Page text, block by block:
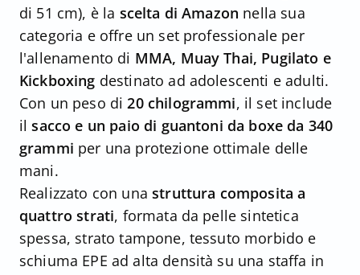
di 51 cm), è la scelta di Amazon nella sua
categoria e offre un set professionale per
l'allenamento di MMA, Muay Thai, Pugilato e
Kickboxing destinato ad adolescenti e adulti.
Con un peso di20 chilogrammi, il set include
ilsacco e un paio di guantoni da boxe da 340
grammi per una protezione ottimale delle
mani.
Realizzato con unastruttura composita a
quattro strati, formata da pelle sintetica
spessa, strato tampone, tessuto morbido e
schiuma EPE ad alta densità su una staffa in